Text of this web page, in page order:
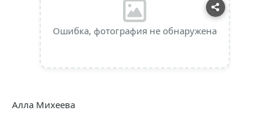
Ошибка, фотография не обнаружена
Алла Михеева